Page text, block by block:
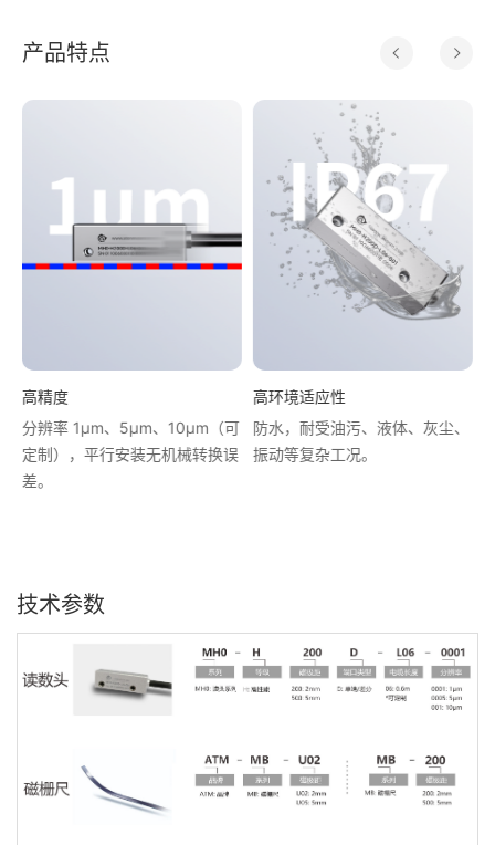
产品特点
高精度
分辨率 1μm、5μm、10μm（可
定制），平行安装无机械转换误
差。
高环境适应性
防水，耐受油污、液体、灰尘、
振动等复杂工况。
技术参数